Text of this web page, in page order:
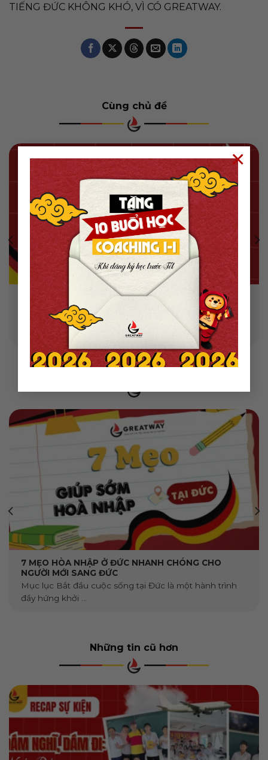
×
TIẾNG ĐỨC KHÔNG KHÓ, VÌ CÓ GREATWAY.
Cùng chủ đề
CÁC MẪU CÂU DIỄN ĐẠT GIÚP NÂNG TRÌNH NÓI VÀ
VIẾT TIẾNG ĐỨC
Mục lục Bạn đã học tiếng Đức một thời gian, nắm được
ngữ pháp và ...
7 MẸO HÒA NHẬP Ở ĐỨC NHANH CHÓNG CHO
NGƯỜI MỚI SANG ĐỨC
Mục lục Bắt đầu cuộc sống tại Đức là một hành trình
đầy hứng khởi ...
Những tin cũ hơn